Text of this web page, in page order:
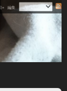
» 編集